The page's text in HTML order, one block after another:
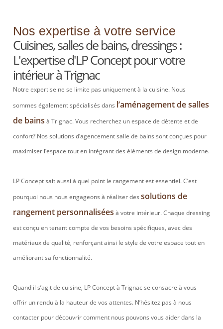
Nos expertise à votre service
Cuisines, salles de bains, dressings :
L'expertise d'LP Concept pour votre
intérieur à Trignac
Notre expertise ne se limite pas uniquement à la cuisine. Nous
sommes également spécialisés dans l’aménagement de salles
de bains à Trignac. Vous recherchez un espace de détente et de
confort? Nos solutions d’agencement salle de bains sont conçues pour
maximiser l’espace tout en intégrant des éléments de design moderne.
LP Concept sait aussi à quel point le rangement est essentiel. C’est
pourquoi nous nous engageons à réaliser des solutions de
rangement personnalisées à votre intérieur. Chaque dressing
est conçu en tenant compte de vos besoins spécifiques, avec des
matériaux de qualité, renforçant ainsi le style de votre espace tout en
améliorant sa fonctionnalité.
Quand il s’agit de cuisine, LP Concept à Trignac se consacre à vous
offrir un rendu à la hauteur de vos attentes. N’hésitez pas à nous
contacter pour découvrir comment nous pouvons vous aider dans la